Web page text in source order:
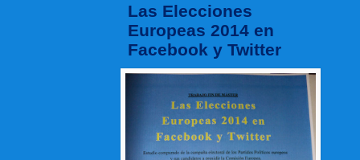
Las Elecciones
Europeas 2014 en
Facebook y Twitter